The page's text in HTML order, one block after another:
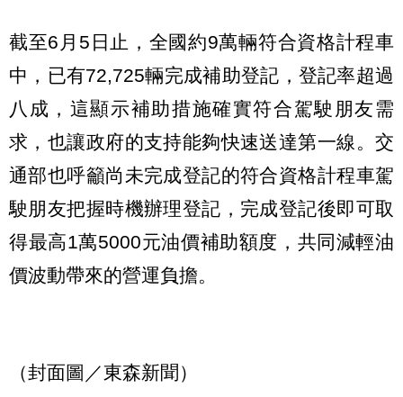
截至6月5日止，全國約9萬輛符合資格計程車
中，已有72,725輛完成補助登記，登記率超過
八成，這顯示補助措施確實符合駕駛朋友需
求，也讓政府的支持能夠快速送達第一線。交
通部也呼籲尚未完成登記的符合資格計程車駕
駛朋友把握時機辦理登記，完成登記後即可取
得最高1萬5000元油價補助額度，共同減輕油
價波動帶來的營運負擔。
（封面圖／東森新聞）